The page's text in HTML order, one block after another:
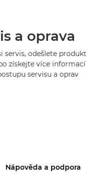
a oprava
servis, odešlete produkt
získejte více informací
servisu a oprav
Nápověda a podpora